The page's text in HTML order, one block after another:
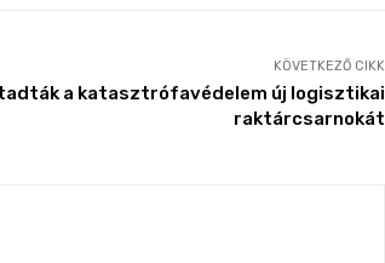
KÖVETKEZŐ CIKK
a katasztrófavédelem új logisztikai
raktárcsarnokát